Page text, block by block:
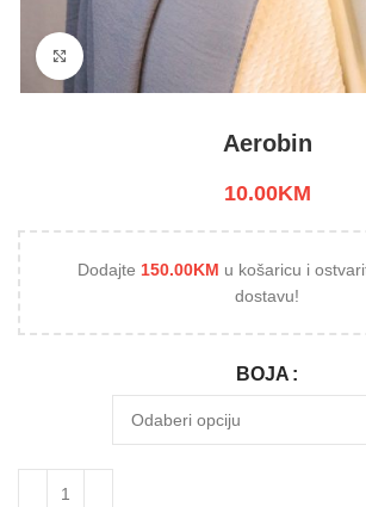
Click to enlarge
Aerobin
10.00KM
Dodajte 150.00KM u košaricu i
dostavu!
BOJA